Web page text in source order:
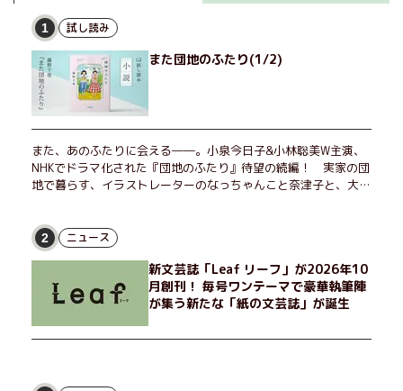
1 試し読み
また団地のふたり(1/2)
また、あのふたりに会える――。小泉今日子&小林聡美W主演、
NHKでドラマ化された『団地のふたり』待望の続編！ 実家の団
地で暮らす、イラストレーターのなっちゃんこと奈津子と、大学
げたり、部屋でふたりだけの「台湾映画祭」を催したり。50代
独身、幼なじみの変わらぬ友情とささやかな幸せの日々を描く。
2 ニュース
新文芸誌「Leaf リーフ」が2026年10
月創刊！ 毎号ワンテーマで豪華執筆陣
が集う新たな「紙の文芸誌」が誕生